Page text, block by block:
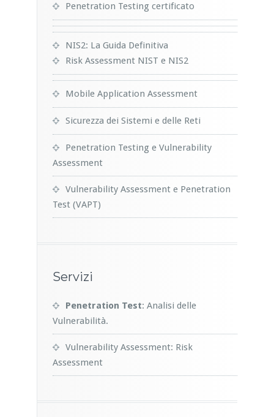
Penetration Testing certificato
NIS2: La Guida Definitiva
Risk Assessment NIST e NIS2
Mobile Application Assessment
Sicurezza dei Sistemi e delle Reti
Penetration Testing e Vulnerability
Assessment
Vulnerability Assessment e Penetration
Test (VAPT)
Servizi
Penetration Test: Analisi delle
Vulnerabilità.
Vulnerability Assessment: Risk
Assessment